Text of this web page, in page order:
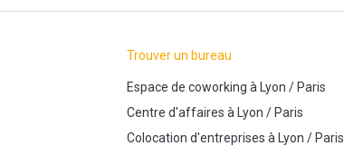
Trouver un bureau
Espace de coworking à Lyon /Paris
Centre d'affaires à Lyon /Paris
Colocation d'entreprises à Lyon /Paris